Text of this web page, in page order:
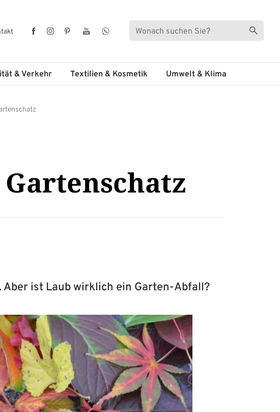
Facebook
Instagram
Pinterest
YouTubeWhatsApp
Suche Suche
& Verkehr Textilien & Kosmetik Umwelt & Klima
ist Laub wirklich ein Garten-Abfall?